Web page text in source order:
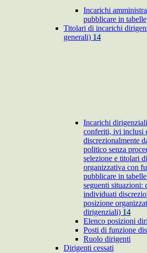
Incarichi
pubblicare in
Titolari di incarichi
generali) 14
Incarichi
conferiti, ivi inclusi
discrezionalmente
politico senza
selezione e titolari
organizzativa con
pubblicare in
seguenti situazioni:
individuati
posizione
dirigenziali) 14
Elenco posizioni
Posti di funzione
Ruolo dirigenti
Dirigenti cessati